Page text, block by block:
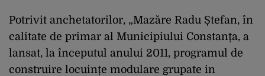
Potrivit anchetatorilor, „Mazăre Radu Ștefan, în
calitate de primar al Municipiului Constanța, a
lansat, la începutul anului 2011, programul de
construire locuințe modulare grupate in